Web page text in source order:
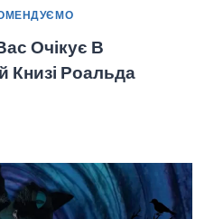
Очікує В
Книзі Роальда